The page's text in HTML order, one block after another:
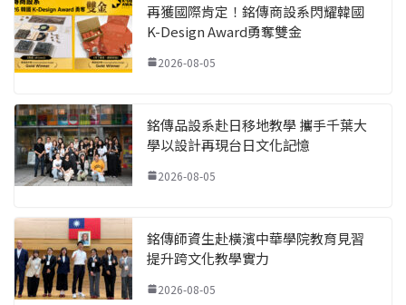
再獲國際肯定！銘傳商設系閃耀韓國
K-Design Award勇奪雙金
2026-08-05
銘傳品設系赴日移地教學 攜手千葉大
學以設計再現台日文化記憶
2026-08-05
銘傳師資生赴橫濱中華學院教育見習
提升跨文化教學實力
2026-08-05